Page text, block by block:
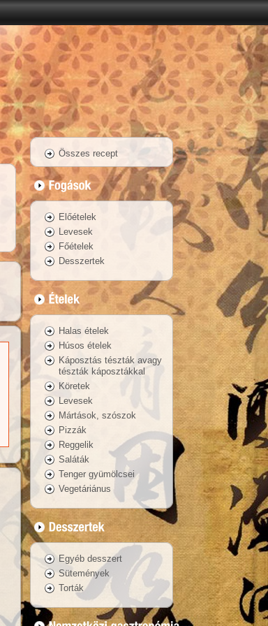
Összes recept
Előételek
Levesek
Főételek
Desszertek
Halas ételek
Húsos ételek
Káposztás tészták avagy
tészták káposztákkal
Köretek
Levesek
Mártások, szószok
Pizzák
Reggelik
Saláták
Tenger gyümölcsei
Vegetáriánus
Egyéb desszert
Sütemények
Torták